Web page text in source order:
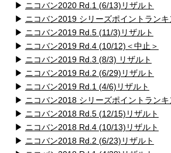
▶ ニコバン2020 Rd.1 (6/13)リザルト
▶ ニコバン2019 シリーズポイントランキ
▶ ニコバン2019 Rd.5 (11/3)リザルト
▶ ニコバン2019 Rd.4 (10/12)＜中止＞
▶ ニコバン2019 Rd.3 (8/3) リザルト
▶ ニコバン2019 Rd.2 (6/29)リザルト
▶ ニコバン2019 Rd.1 (4/6)リザルト
▶ ニコバン2018 シリーズポイントランキ
▶ ニコバン2018 Rd.5 (12/15)リザルト
▶ ニコバン2018 Rd.4 (10/13)リザルト
▶ ニコバン2018 Rd.2 (6/23)リザルト